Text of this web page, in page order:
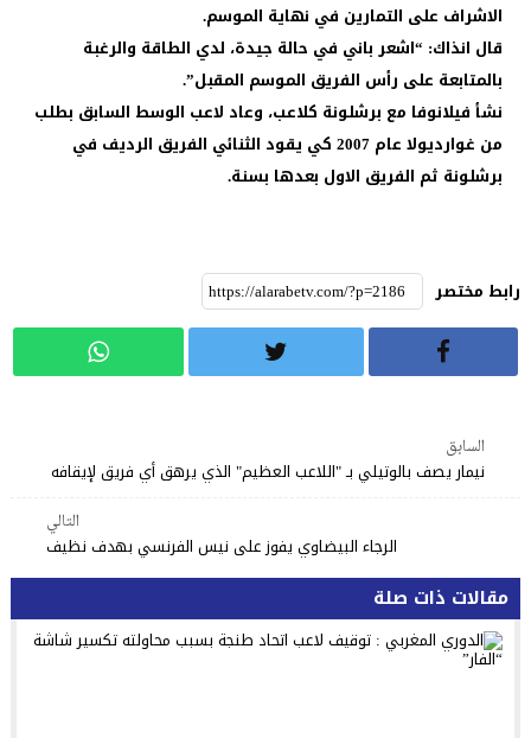
الاشراف على التمارين في نهاية الموسم.
قال انذاك: “اشعر باني في حالة جيدة، لدي الطاقة والرغبة
بالمتابعة على رأس الفريق الموسم المقبل”.
نشأ فيلانوفا مع برشلونة كلاعب، وعاد لاعب الوسط السابق بطلب
من غوارديولا عام 2007 كي يقود الثنائي الفريق الرديف في
برشلونة ثم الفريق الاول بعدها بسنة.
رابط مختصر
السابق
نيمار يصف بالوتيلي بـ "اللاعب العظيم" الذي يرهق أي فريق لإيقافه
التالي
الرجاء البيضاوي يفوز على نيس الفرنسي بهدف نظيف
مقالات ذات صلة